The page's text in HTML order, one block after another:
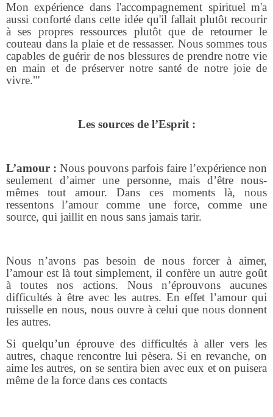
Mon expérience dans l'accompagnement spirituel m'a
aussi conforté dans cette idée qu'il fallait plutôt recourir
à ses propres ressources plutôt que de retourner le
couteau dans la plaie et de ressasser. Nous sommes tous
capables de guérir de nos blessures de prendre notre vie
en main et de préserver notre santé de notre joie de
vivre."'
Les sources de l’Esprit :
L’amour : Nous pouvons parfois faire l’expérience non
seulement d’aimer une personne, mais d’être nous-
mêmes tout amour. Dans ces moments là, nous
ressentons l’amour comme une force, comme une
source, qui jaillit en nous sans jamais tarir.
Nous n’avons pas besoin de nous forcer à aimer,
l’amour est là tout simplement, il confère un autre goût
à toutes nos actions. Nous n’éprouvons aucunes
difficultés à être avec les autres. En effet l’amour qui
ruisselle en nous, nous ouvre à celui que nous donnent
les autres.
Si quelqu’un éprouve des difficultés à aller vers les
autres, chaque rencontre lui pèsera. Si en revanche, on
aime les autres, on se sentira bien avec eux et on puisera
même de la force dans ces contacts